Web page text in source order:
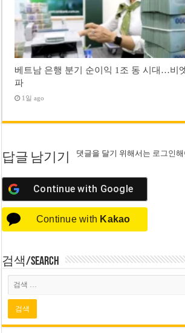
베트남 은행 분기 순이익 1조 동 시대…비
파
1일 ago
답글 남기기 댓글을 달기 위해서는 로그인해
Continue with Google
Continue with Kakao
검색/Search